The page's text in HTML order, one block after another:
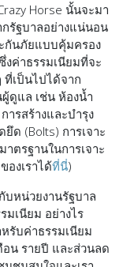
Horse นั้นจะมา
รัฐบาลอย่างแน่นอน
กันภัยแบบคุ้มครอง
ค่าธรรมเนียมที่จะ
ที่เป็นไปได้จาก
ผู้ดูแล เช่น ห้องน้ำ
ารสร้างและบำรุง
ด (Bolts) การเจาะ
ตรฐานในการเจาะ
องเราได้ที่นี่)
หน่วยงานรัฐบาล
มเนียม อย่างไร
รับค่าธรรมเนียม
น รายปี และส่วนลด